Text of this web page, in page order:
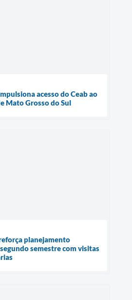
acesso do Ceab ao
Mato Grosso do Sul
planejamento
semestre com visitas